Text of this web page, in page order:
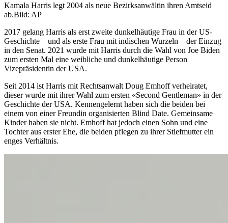
Kamala Harris legt 2004 als neue Bezirksanwältin ihren Amtseid
ab.Bild: AP
2017 gelang Harris als erst zweite dunkelhäutige Frau in der US-
Geschichte – und als erste Frau mit indischen Wurzeln – der Einzug
in den Senat. 2021 wurde mit Harris durch die Wahl von Joe Biden
zum ersten Mal eine weibliche und dunkelhäutige Person
Vizepräsidentin der USA.
Seit 2014 ist Harris mit Rechtsanwalt Doug Emhoff verheiratet,
dieser wurde mit ihrer Wahl zum ersten «Second Gentleman» in der
Geschichte der USA. Kennengelernt haben sich die beiden bei
einem von einer Freundin organisierten Blind Date. Gemeinsame
Kinder haben sie nicht. Emhoff hat jedoch einen Sohn und eine
Tochter aus erster Ehe, die beiden pflegen zu ihrer Stiefmutter ein
enges Verhältnis.